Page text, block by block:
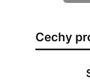
Cechy